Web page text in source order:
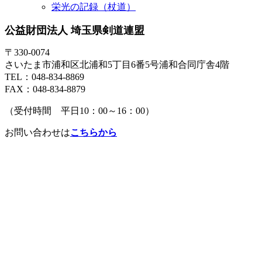
栄光の記録（杖道）
公益財団法人 埼玉県剣道連盟
〒330-0074
さいたま市浦和区北浦和5丁目6番5号浦和合同庁舎4階
TEL：048-834-8869
FAX：048-834-8879
（受付時間 平日10：00～16：00）
お問い合わせはこちらから